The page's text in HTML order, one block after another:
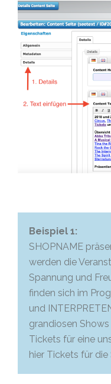
Beispiel 1:
SHOPNAME
werden die
Spannung und
finden sich im
und
grandiosen
Tickets für eine
hier Tickets für